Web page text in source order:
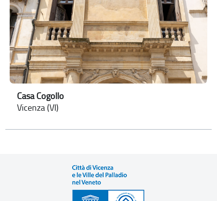
Casa Cogollo
Vicenza (VI)